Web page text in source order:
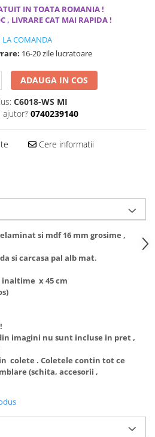
IN TOATA ROMANIA !
, LIVRARE CAT MAI RAPIDA !
LA COMANDA
16-20 zile lucratoare
ADAUGA IN COS
C6018-WS MI
ajutor? 0740239140
Cere informatii
si mdf 16 mm grosime ,
si carcasa pal alb mat.
inaltime x 45 cm
imagini nu sunt incluse in pret ,
colete . Coletele contin tot ce
(schita, accesorii ,